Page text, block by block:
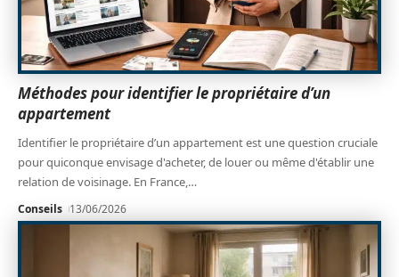
Méthodes pour identifier le propriétaire d’un
appartement
Identifier le propriétaire d’un appartement est une question cruciale
pour quiconque envisage d'acheter, de louer ou même d'établir une
relation de voisinage. En France,…
Conseils 13/06/2026